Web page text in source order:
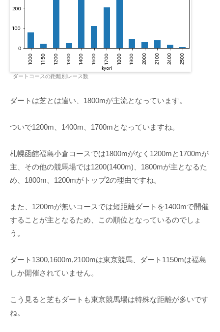
ダートコースの距離別レース数
ダートは芝とは違い、1800mが主流となっています。
ついで1200m、1400m、1700mとなっていますね。
札幌函館福島小倉コースでは1800mがなく1200mと1700mが
主、その他の競馬場では1200(1400m)、1800mが主となるた
め、1800m、1200mがトップ2の理由ですね。
また、1200mが無いコースでは短距離ダートを1400mで開催
することが主となるため、この順位となっているのでしょ
う。
ダート1300,1600m,2100mは東京競馬、ダート1150mは福島
しか開催されていません。
こう見ると芝もダートも東京競馬場は特殊な距離が多いです
ね。